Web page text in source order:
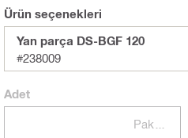
Ürün seçenekleri
Yan parça DS-BGF 120
#238009
Adet